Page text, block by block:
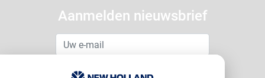
Aanmelden nieuwsbrief
Inschrijven